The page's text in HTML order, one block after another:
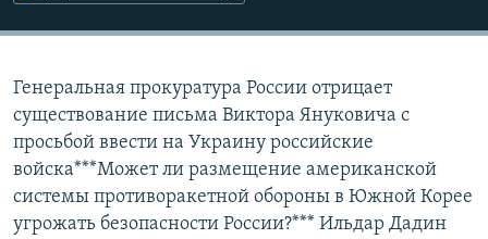
Генеральная прокуратура России отрицает
существование письма Виктора Януковича с
просьбой ввести на Украину российские
войска***Может ли размещение американской
системы противоракетной обороны в Южной Корее
угрожать безопасности России?*** Ильдар Дадин